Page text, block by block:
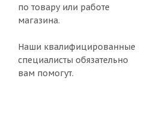
по товару или работе
магазина.
Наши квалифицированные
специалисты обязательно
вам помогут.